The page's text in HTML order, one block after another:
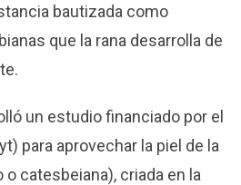
bautizada como
que la rana desarrolla de
un estudio financiado por el
para aprovechar la piel de la
catesbeiana), criada en la